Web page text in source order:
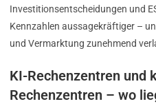
Investitionsentscheidungen und
Kennzahlen aussagekräftiger –
und Vermarktung zunehmend
KI-Rechenzentren und
Rechenzentren – wo